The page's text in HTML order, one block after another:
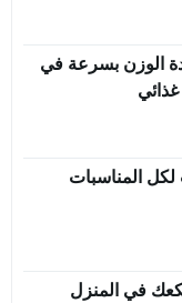
الوزن بسرعة في
المناسبات
في المنزل